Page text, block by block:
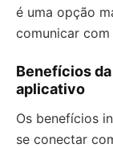
é uma opção
comunicar
Benefícios
aplicativo
Os benefícios
se conectar